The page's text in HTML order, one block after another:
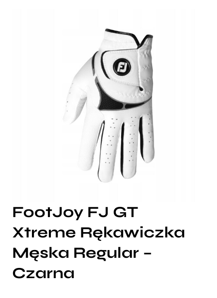
FootJoy FJ GT
Xtreme Rękawiczka
Męska Regular –
Czarna